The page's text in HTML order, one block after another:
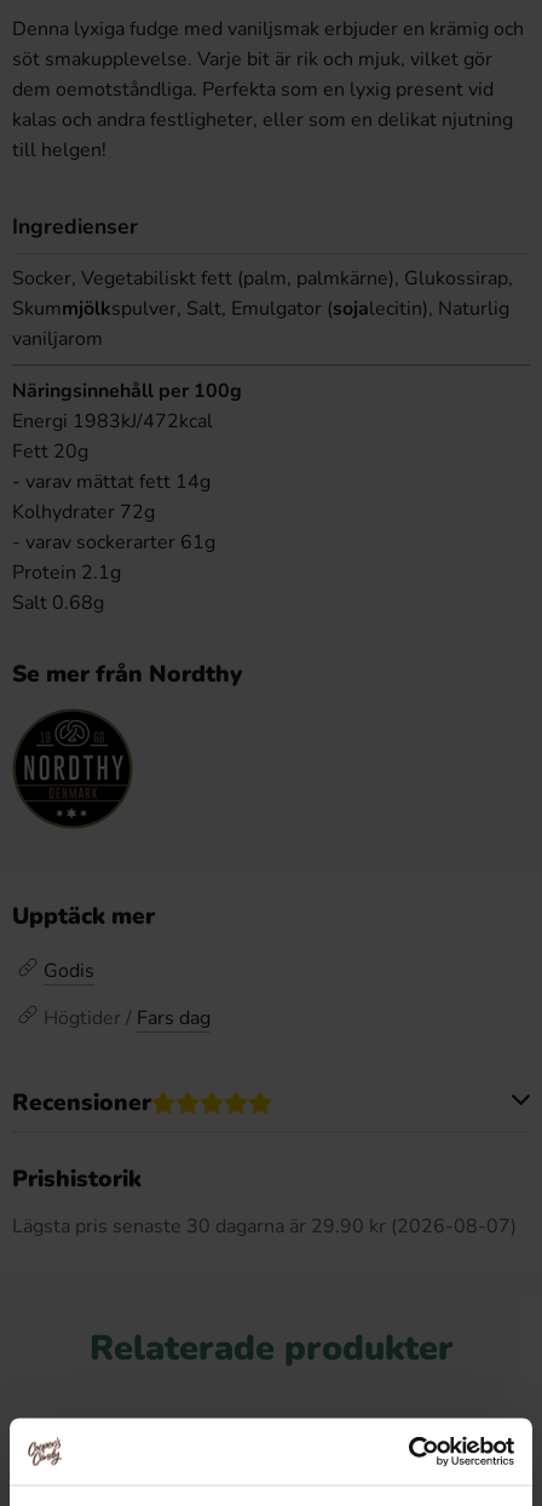
Denna lyxiga fudge med vaniljsmak erbjuder en krämig och
söt smakupplevelse. Varje bit är rik och mjuk, vilket gör
dem oemotståndliga. Perfekta som en lyxig present vid
kalas och andra festligheter, eller som en delikat njutning
till helgen!
Ingredienser
Socker, Vegetabiliskt fett (palm, palmkärne), Glukossirap,
Skummjölkspulver, Salt, Emulgator (sojalecitin), Naturlig
vaniljarom
Näringsinnehåll per 100g
Energi 1983kJ/472kcal
Fett 20g
- varav mättat fett 14g
Kolhydrater 72g
- varav sockerarter 61g
Protein 2.1g
Salt 0.68g
Se mer från Nordthy
Upptäck mer
Godis
Högtider / Fars dag
Recensioner
Prishistorik
Lägsta pris senaste 30 dagarna är 29.90 kr (2026-08-07)
Relaterade produkter
-19%